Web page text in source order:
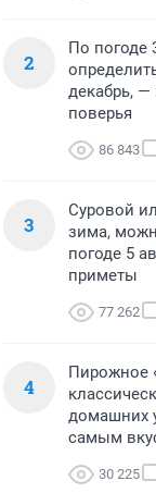
2
По погоде
декабрь,
поверья
86 843
3
Суровой
зима,
погоде 5
приметы
77 262
4
Пирожное
домашних
самым
30 225